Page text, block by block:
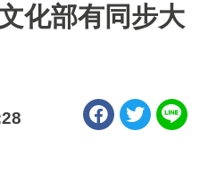
化部有同步大